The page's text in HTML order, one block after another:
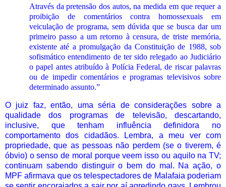
Através da pretensão dos autos, na medida em que requer a
proibição de comentários contra homossexuais em
veiculação de programa, sem dúvida que se busca dar um
primeiro passo a um retorno à censura, de triste memória,
existente até a promulgação da Constituição de 1988, sob
sofismático entendimento de ter sido relegado ao Judiciário
o papel antes atribuído à Polícia Federal, de riscar palavras
ou de impedir comentários e programas televisivos sobre
determinado assunto.”
O juiz faz, então, uma séria de considerações sobre a
qualidade dos programas de televisão, descartando,
inclusive, que tenham influência definidora no
comportamento dos cidadãos. Lembra, a meu ver com
propriedade, que as pessoas não perdem (se o tiverem, é
óbvio) o senso de moral porque veem isso ou aquilo na TV;
continuam sabendo distinguir o bem do mal. Na ação, o
MPF afirmava que os telespectadores de Malafaia poderiam